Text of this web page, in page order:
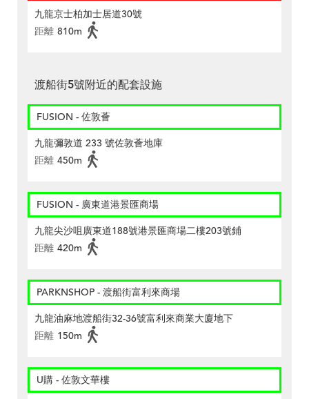
九龍京士柏加士居道30號
距離 810m
渡船街5號附近的配套設施
FUSION - 佐敦薈
九龍彌敦道 233 號佐敦薈地庫
距離 450m
FUSION - 廣東道港景匯商場
九龍尖沙咀廣東道188號港景匯商場二樓203號鋪
距離 420m
PARKNSHOP - 渡船街富利來商場
九龍油麻地渡船街32-36號富利來商業大廈地下
距離 150m
U購 - 佐敦文華樓